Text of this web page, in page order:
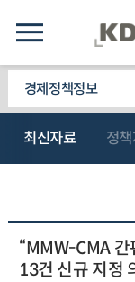
경제정책정보
최신자료 정
“MMW-CMA 간
13건 신규 지정